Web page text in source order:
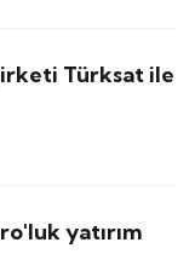
Türksat ile
yatırım